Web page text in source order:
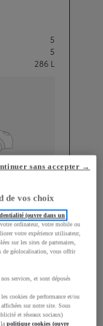
5
5
286 L
de vos choix
(ouvre dans un
ordinateur, votre mobile ou
votre expérience utilisateur,
sur les sites de partenaires,
de géolocalisation, vous offrir
services, et sont déposés
cookies de performance et/ou
sur notre site. Sous
et réseaux sociaux)
lapolitique cookies (ouvre
sans accepter →